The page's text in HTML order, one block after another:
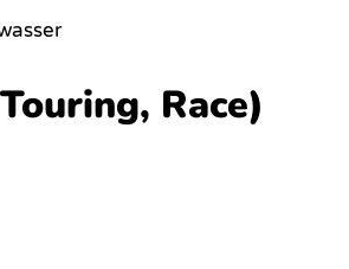
Race)